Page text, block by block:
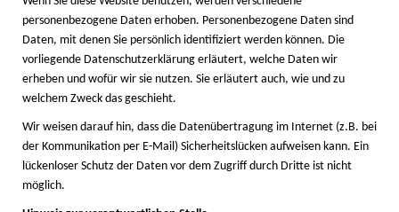
personenbezogene Daten erhoben. Personenbezogene Daten sind
Daten, mit denen Sie persönlich identifiziert werden können. Die
vorliegende Datenschutzerklärung erläutert, welche Daten wir
erheben und wofür wir sie nutzen. Sie erläutert auch, wie und zu
welchem Zweck das geschieht.
Wir weisen darauf hin, dass die Datenübertragung im Internet (z.B. bei
der Kommunikation per E-Mail) Sicherheitslücken aufweisen kann. Ein
lückenloser Schutz der Daten vor dem Zugriff durch Dritte ist nicht
möglich.